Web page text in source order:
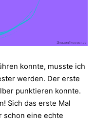
konnte, musste ich
werden. Der erste
punktieren konnte.
Sich das erste Mal
schon eine echte